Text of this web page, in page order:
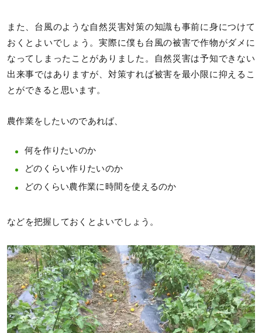
また、台風のような自然災害対策の知識も事前に身につけて
おくとよいでしょう。実際に僕も台風の被害で作物がダメに
なってしまったことがありました。自然災害は予知できない
出来事ではありますが、対策すれば被害を最小限に抑えるこ
とができると思います。
農作業をしたいのであれば、
何を作りたいのか
どのくらい作りたいのか
どのくらい農作業に時間を使えるのか
などを把握しておくとよいでしょう。